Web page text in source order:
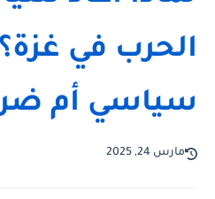
الحرب في غزة؟
سياسي أم
مارس 24, 2025